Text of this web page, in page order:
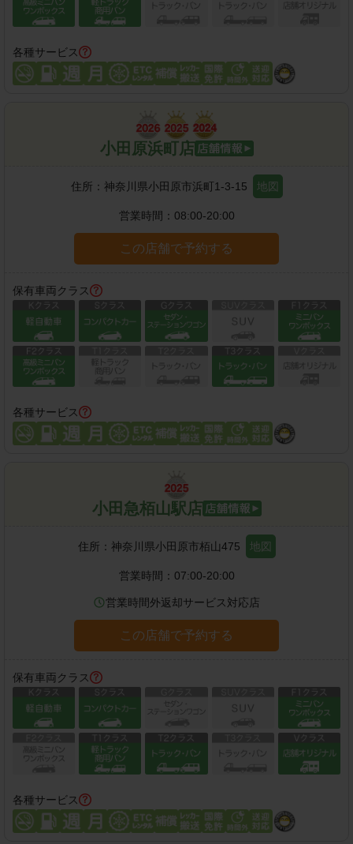
各種サービス
小田原浜町店
住所： 神奈川県小田原市浜町1-3-15 地図
営業時間： 08:00-20:00
この店舗で予約する
保有車両クラス
各種サービス
小田急栢山駅店
住所： 神奈川県小田原市栢山475 地図
営業時間： 07:00-20:00
営業時間外返却サービス対応店
この店舗で予約する
保有車両クラス
各種サービス